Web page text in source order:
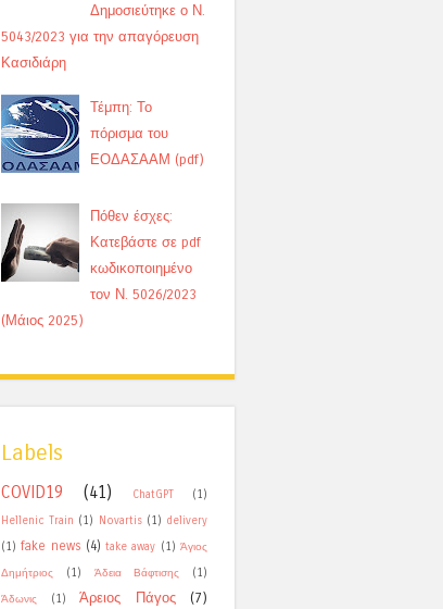
Δημοσιεύτηκε ο Ν.
5043/2023 για την απαγόρευση
Κασιδιάρη
Τέμπη: Το
πόρισμα του
ΕΟΔΑΣΑΑΜ (pdf)
Πόθεν έσχες:
Κατεβάστε σε pdf
κωδικοποιημένο
τον Ν. 5026/2023
(Μάιος 2025)
Labels
COVID19 (41) ChatGPT
(1)
Hellenic Train (1) Novartis (1) delivery
(1) fake news (4) take away (1) Άγιος
Δημήτριος
(1) Άδεια Βάφτισης
(1)
Άδωνις
(1) Άρειος Πάγος (7)